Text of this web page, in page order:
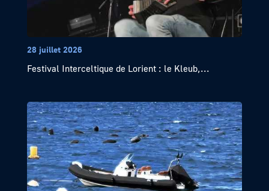
28 juillet 2026
Festival Interceltique de Lorient : le Kleub,...